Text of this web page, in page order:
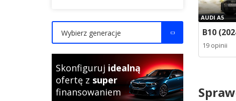
AUDI A5
B10
19 opinii
Wybierz generacje
Skonfiguruj idealną
ofertę z super
finansowaniem